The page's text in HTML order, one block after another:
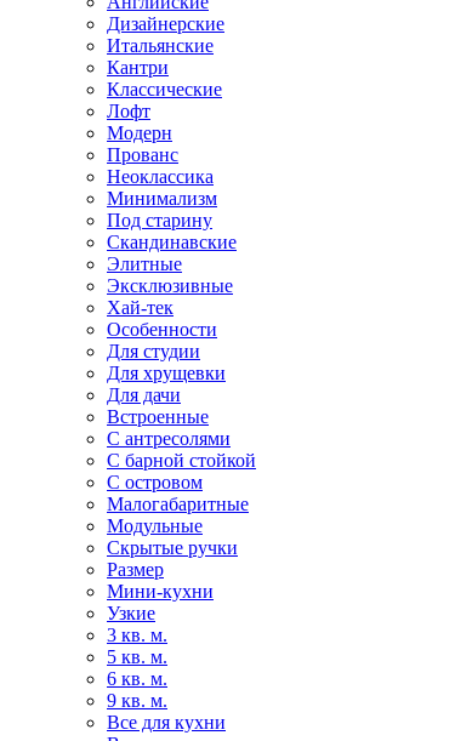
Дизайнерские
Итальянские
Кантри
Классические
Лофт
Модерн
Прованс
Неоклассика
Минимализм
Под старину
Скандинавские
Элитные
Эксклюзивные
Хай-тек
Особенности
Для студии
Для хрущевки
Для дачи
Встроенные
С антресолями
С барной стойкой
С островом
Малогабаритные
Модульные
Скрытые ручки
Размер
Мини-кухни
Узкие
3 кв. м.
5 кв. м.
6 кв. м.
9 кв. м.
Все для кухни